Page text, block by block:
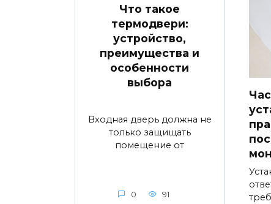
Что такое
термодвери:
устройство,
преимущества и
особенности
выбора
Входная дверь должна не
только защищать
помещение от
0 91